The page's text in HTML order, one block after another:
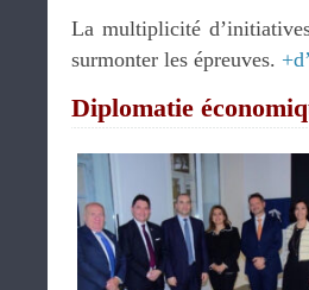
La multiplicité
surmonter les épreuves.
Diplomatie